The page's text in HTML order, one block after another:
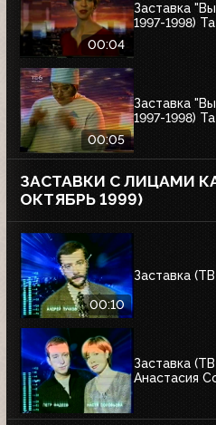
00:04
Заставка
1997-1998)
00:05
Заставка
1997-1998)
ЗАСТАВКИ С ЛИЦАМИ
ОКТЯБРЬ 1999)
00:10
Заставка
Заставка
Анастасия